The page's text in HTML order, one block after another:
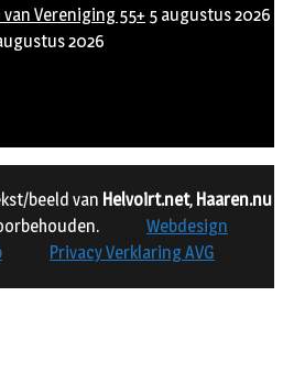
Vereniging 55+ 5 augustus 2026
2026
beeld van Helvoirt.net, Haaren.nu
Webdesign
Privacy Verklaring AVG